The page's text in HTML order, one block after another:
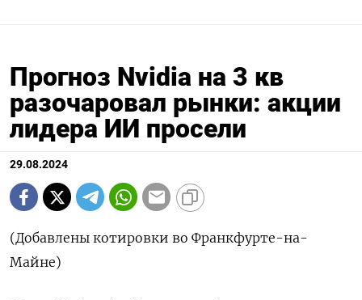
Прогноз Nvidia на 3 кв
разочаровал рынки: акции
лидера ИИ просели
29.08.2024
(Добавлены котировки во Франкфурте-на-
Майне)